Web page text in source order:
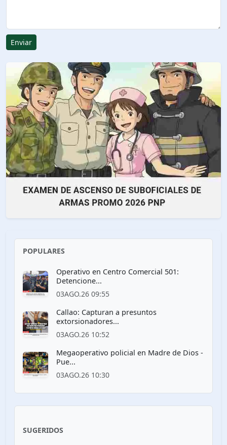
Enviar
POPULARES
Operativo en Centro Comercial 501:
Detencione...
03AGO.26 09:55
Callao: Capturan a presuntos
extorsionadores...
03AGO.26 10:52
Megaoperativo policial en Madre de Dios -
Pue...
03AGO.26 10:30
SUGERIDOS